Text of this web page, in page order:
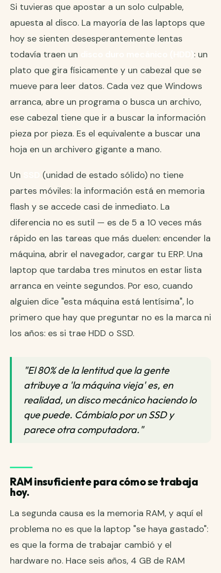
Si tuvieras que apostar a un solo culpable,
apuesta al disco. La mayoría de las laptops que
hoy se sienten desesperantemente lentas
todavía traen un
: un
plato que gira físicamente y un cabezal que se
mueve para leer datos. Cada vez que Windows
arranca, abre un programa o busca un archivo,
ese cabezal tiene que ir a buscar la información
pieza por pieza. Es el equivalente a buscar una
hoja en un archivero gigante a mano.
Un
(unidad de estado sólido) no tiene
partes móviles: la información está en memoria
flash y se accede casi de inmediato. La
diferencia no es sutil — es de 5 a 10 veces más
rápido en las tareas que más duelen: encender la
máquina, abrir el navegador, cargar tu ERP. Una
laptop que tardaba tres minutos en estar lista
arranca en veinte segundos. Por eso, cuando
alguien dice "esta máquina está lentísima", lo
primero que hay que preguntar no es la marca ni
los años: es si trae HDD o SSD.
"El 80% de la lentitud que la gente
atribuye a 'la máquina vieja' es, en
realidad, un disco mecánico haciendo lo
que puede. Cámbialo por un SSD y
parece otra computadora."
RAM insuficiente para cómo se trabaja
hoy.
La segunda causa es la memoria RAM, y aquí el
problema no es que la laptop "se haya gastado":
es que la forma de trabajar cambió y el
hardware no. Hace seis años, 4 GB de RAM